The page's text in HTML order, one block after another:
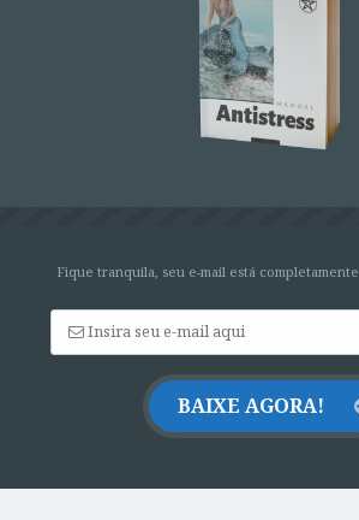
Fique tranquila, seu e-mail está completamente